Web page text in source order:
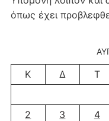
όπως έχει
Κ Δ Τ
2
3 4